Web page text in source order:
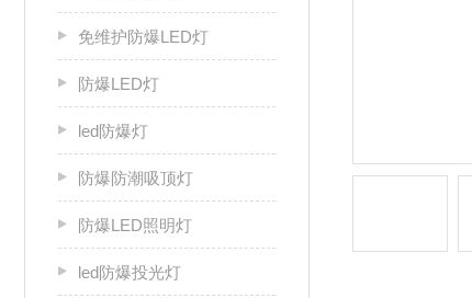
免维护防爆LED灯
防爆LED灯
led防爆灯
防爆防潮吸顶灯
防爆LED照明灯
led防爆投光灯